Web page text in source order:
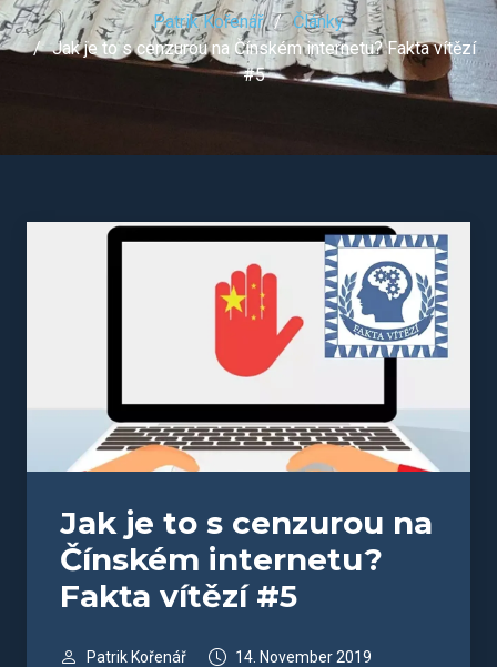
Patrik Kořenář
Články
Jak je to s cenzurou na Čínském internetu? Fakta vítězí
#5
Jak je to s cenzurou na
Čínském internetu?
Fakta vítězí #5
Patrik Kořenář 14. November 2019